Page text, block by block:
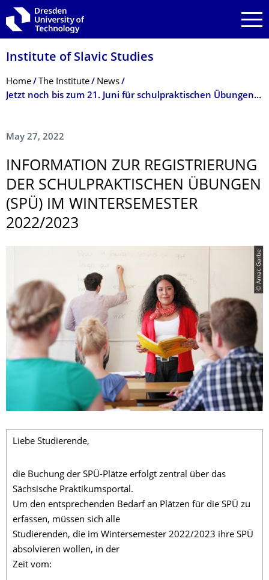
Skip to main navigation
Skip to search
Skip to content
Institute of Slavic Studies
Breadcrumb Menu
Home The Institute
News
Jetzt noch bis zum 21. Juni für schulpraktischen Übungen (SPÜ) im WiSe 2022/2023 registrieren!
May 27, 2022
INFORMATION ZUR REGISTRIERUNG
DER SCHULPRAKT­ISCHEN ÜBUNGEN
(SPÜ) IM WINTERSEMESTER
2022/2023
© Amac Garbe
Liebe Studierende,
die Buchung der SPÜ-Plätze erfolgt zentral über das
Sächsische Praktikumsportal.
Um den entsprechenden Bedarf an Plätzen für die SPÜ zu
erfassen, müssen sich alle
Studierenden, die im Wintersemester 2022/2023 ihre SPÜ
absolvieren wollen, in der
Zeit vom: